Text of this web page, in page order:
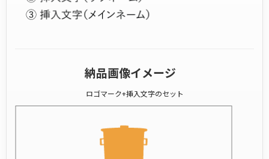
納品画像イメージ
ロゴマーク+挿入文字のセット